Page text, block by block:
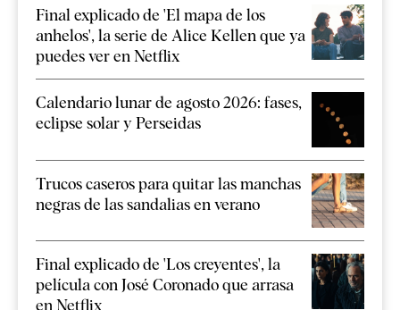
Final explicado de 'El mapa de los
anhelos', la serie de Alice Kellen que ya
puedes ver en Netflix
Calendario lunar de agosto 2026: fases,
eclipse solar y Perseidas
Trucos caseros para quitar las manchas
negras de las sandalias en verano
Final explicado de 'Los creyentes', la
película con José Coronado que arrasa
en Netflix